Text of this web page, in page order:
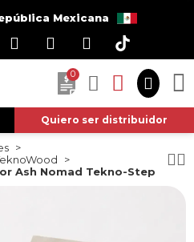
Mexicana
0
Quiero ser distribuidor
Ash Nomad Tekno-Step